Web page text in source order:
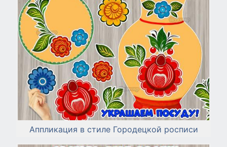
Аппликация в стиле Городецкой росписи